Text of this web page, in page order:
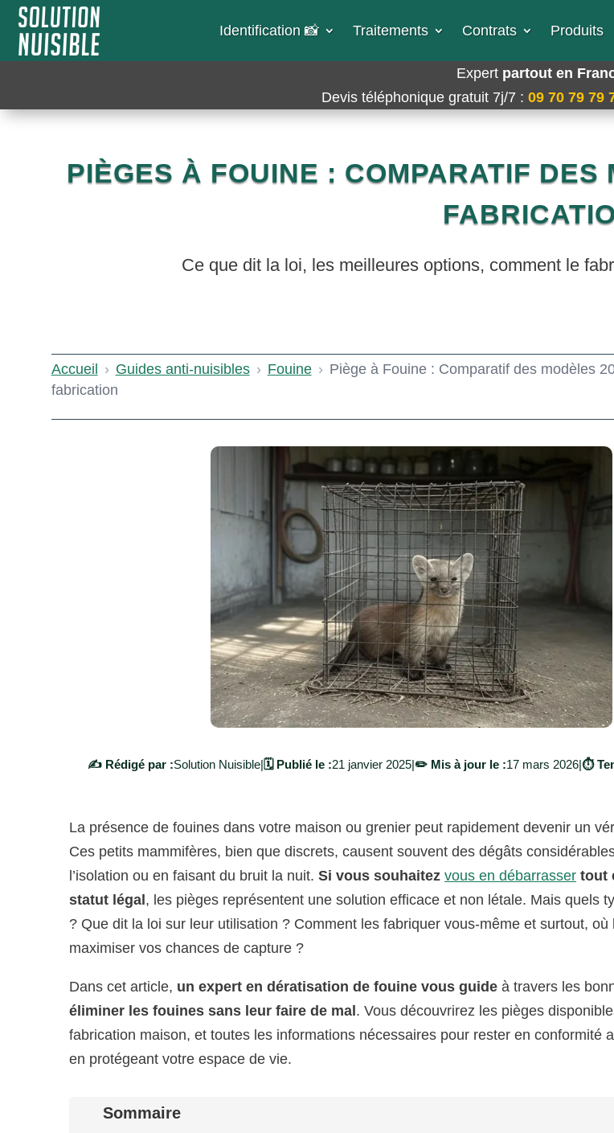
Identification 📸​ Traitements Contrats Produits
Expert partout en
Devis téléphonique gratuit 7j/7 : 09 70 79 79
PIÈGES À FOUINE : COMPARATIF
Ce que dit la loi, les meilleures options, comment le
Accueil › Guides anti-nuisibles › Fouine › Piège à Fouine : Comparatif des modèles
fabrication
✍️ Rédigé par :Solution Nuisible|🗓️ Publié le :21 janvier 2025|✏️ Mis à jour le :17 mars 2026|⏱️
La présence de fouines dans votre maison ou grenier peut rapidement devenir un
Ces petits mammifères, bien que discrets, causent souvent des dégâts
l’isolation ou en faisant du bruit la nuit. Si vous souhaitez vous en débarrassertout
statut légal, les pièges représentent une solution efficace et non létale. Mais quels
? Que dit la loi sur leur utilisation ? Comment les fabriquer vous-même et surtout, où
maximiser vos chances de capture ?
Dans cet article, un expert en dératisation de fouine vous guideà travers les
éliminer les fouines sans leur faire de mal. Vous découvrirez les pièges
fabrication maison, et toutes les informations nécessaires pour rester en conformité
en protégeant votre espace de vie.
Sommaire